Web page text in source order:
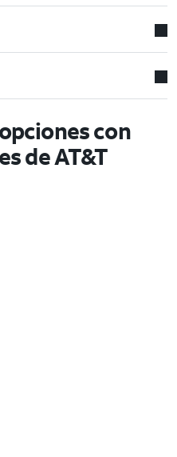
con
de AT&T